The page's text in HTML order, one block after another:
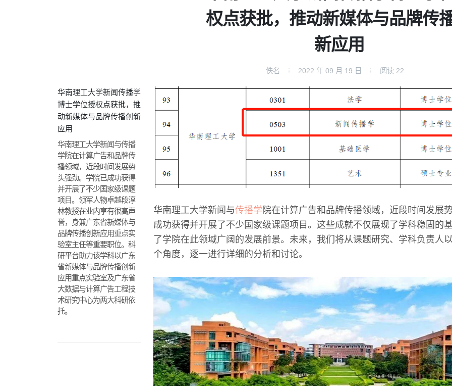
权点获批，推动新媒体与品牌传
新应用
佚名 2022 年 09 月 19 日 阅读 22
华南理工大学新闻传播学
博士学位授权点获批，推
动新媒体与品牌传播创新
应用
华南理工大学新闻与传播
学院在计算广告和品牌传
播领域，近段时间发展势
头强劲。学院已成功获得
并开展了不少国家级课题
项目。领军人物卓越段淳
林教授在业内享有很高声
誉，身兼广东省新媒体与
品牌传播创新应用重点实
验室主任等重要职位。科
研平台助力该学科以广东
省新媒体与品牌传播创新
应用重点实验室及广东省
大数据与计算广告工程技
术研究中心为两大科研依
托。
华南理工大学新闻与传播学 院在计算广告和品牌传播领域，近段时间发展
成功获得并开展了不少国家级课题项目。这些成就不仅展现了学科稳固的
了学院在此领域广阔的发展前景。未来，我们将从课题研究、学科负责人
个角度，逐一进行详细的分析和讨论。